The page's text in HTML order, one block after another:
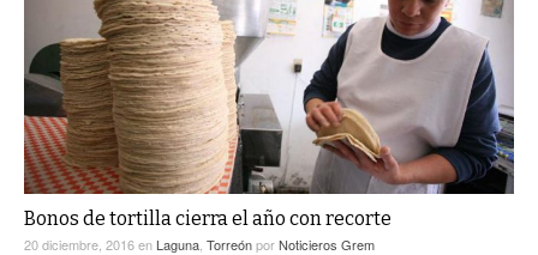
EL EXACTO
EXA INFORMA
GLOBO
CONTEXTOS
TRAYECTO LAGUNA
A MEDIA MAÑANA
A TODA LEY
DIÁLOGOS CON LA HISTORIA
TWEETS AND BEATS
LA MEJOR 97.1 ESTÉREO GALLITO
ACTUALIDADES GREM
PC29
ACTUALIDADES GREM
Bonos de tortilla cierra el año con recorte
20 diciembre, 2016en Laguna TorreónporNoticieros Grem